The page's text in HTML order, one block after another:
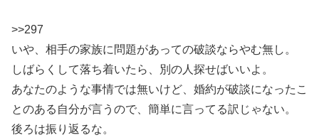
>>297
いや、相手の家族に問題があっての破談ならやむ無し。
しばらくして落ち着いたら、別の人探せばいいよ。
あなたのような事情では無いけど、婚約が破談になったこ
とのある自分が言うので、簡単に言ってる訳じゃない。
後ろは振り返るな。